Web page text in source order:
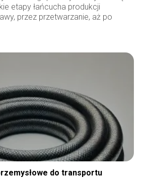
etapy łańcucha produkcji
przez przetwarzanie, aż po
do transportu